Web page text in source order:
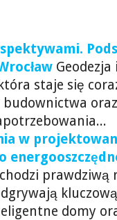
staje się
budownictwa
w
prawdziwą
domy